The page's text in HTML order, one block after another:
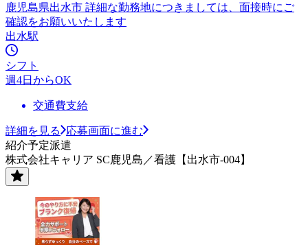
鹿児島県出水市 詳細な勤務地につきましては、面接時にご
確認をお願いいたします
出水駅
シフト
週4日からOK
交通費支給
詳細を見る
応募画面に進む
紹介予定派遣
株式会社キャリア SC鹿児島／看護【出水市-004】